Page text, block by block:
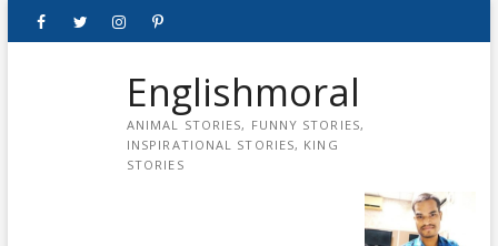
FacebookTwitterinstagrampinterest
Englishmoral
ANIMAL STORIES, FUNNY STORIES,
INSPIRATIONAL STORIES, KING
STORIES